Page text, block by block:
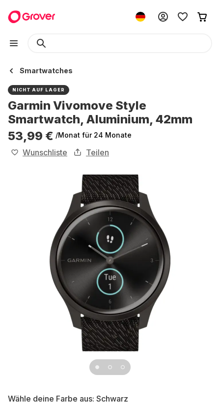
Smartwatches
NICHT AUF LAGER
Garmin Vivomove Style
Smartwatch, Aluminium, 42mm
53,99 € /Monat für 24 Monate
Wunschliste Teilen
Wähle deine Farbe aus: Schwarz